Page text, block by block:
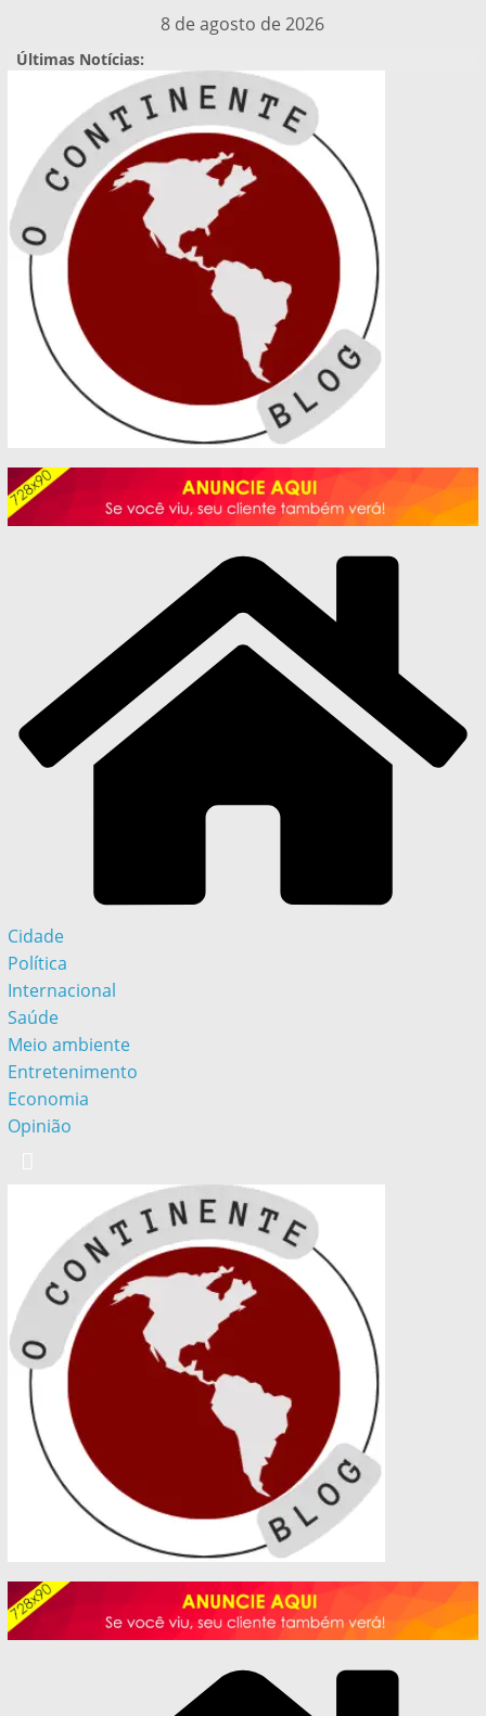
para
8 de agosto de 2026
Últimas Notícias:
Cidade
Política
Internacional
Saúde
Meio ambiente
Entretenimento
Economia
Opinião